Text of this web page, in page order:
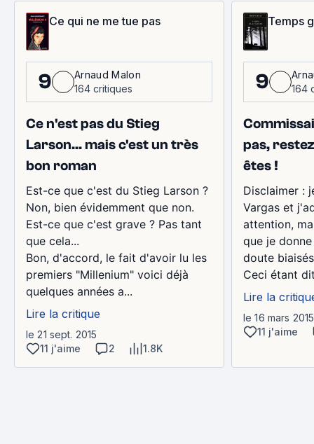
Ce qui ne me tue pas
9
Arnaud Malon
164 critiques
Ce n'est pas du Stieg
Larson... mais c'est un très
bon roman
Est-ce que c'est du Stieg Larson ?
Non, bien évidemment que non.
Est-ce que c'est grave ? Pas tant
que cela...
Bon, d'accord, le fait d'avoir lu les
premiers "Millenium" voici déjà
quelques années a...
Lire la critique
le 21 sept. 2015
11 j'aime
2 1.8K
Temps
9
164
pas,
êtes !
Disclaimer :
Vargas et
attention,
que je
doute
Ceci étant
Lire la
le 16 mars 2015
11 j'aime